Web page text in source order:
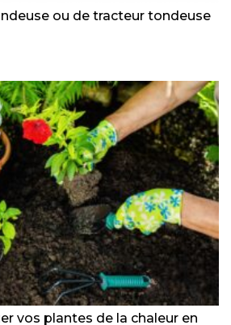
ou de tracteur tondeuse
vos plantes de la chaleur en